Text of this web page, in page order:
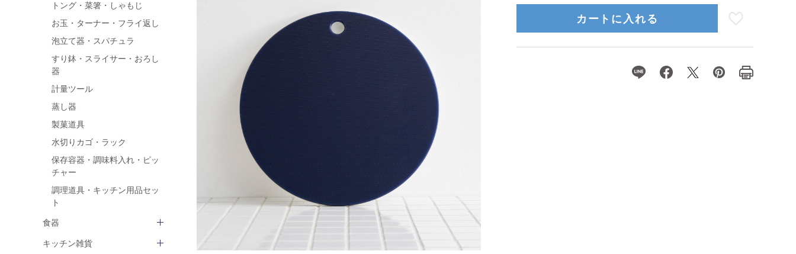
トング・菜箸・しゃもじ
お玉・ターナー・フライ返し
泡立て器・スパチュラ
すり鉢・スライサー・おろし
器
計量ツール
蒸し器
製菓道具
水切りカゴ・ラック
保存容器・調味料入れ・ピッ
チャー
調理道具・キッチン用品セッ
ト
食器
キッチン雑貨
カートに入れる